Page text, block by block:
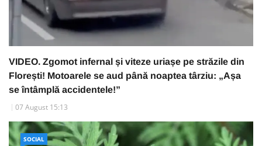
VIDEO. Zgomot infernal și viteze uriașe pe străzile din
Florești! Motoarele se aud până noaptea târziu: „Așa
se întâmplă accidentele!”
07 August 15:13
SOCIAL